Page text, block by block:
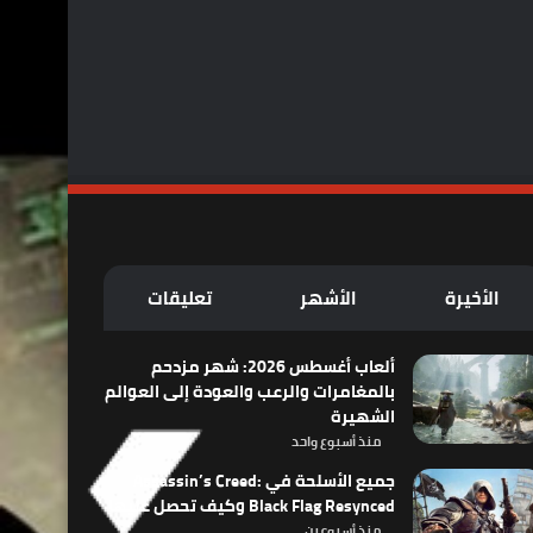
الأخيرة الأشهر تعليقات
ألعاب أغسطس 2026: شهر مزدحم
بالمغامرات والرعب والعودة إلى العوالم
الشهيرة
منذ أسبوع واحد
جميع الأسلحة في Assassin’s Creed:
Black Flag Resynced وكيف تحصل عليها